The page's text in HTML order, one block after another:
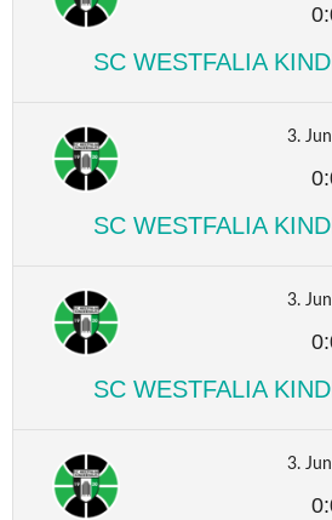
SC WESTFALIA
3.
SC WESTFALIA
3.
SC WESTFALIA
3.